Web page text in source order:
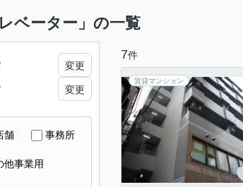
ベーター」の一覧
7件
賃貸マンション
変更
変更
舗 事務所
他事業用